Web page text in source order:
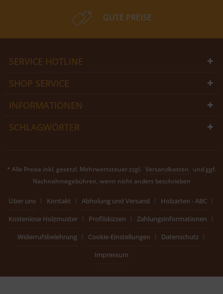
GUTE PREISE
SERVICE HOTLINE
SHOP SERVICE
INFORMATIONEN
SCHLAGWÖRTER
* Alle Preise inkl. gesetzl. Mehrwertsteuer zzgl. Versandkosten und ggf.
Nachnahmegebühren, wenn nicht anders beschrieben
Über uns Kontakt Abholung und Versand
Holzarten - ABC
Kostenlose Holzmuster
Profilskizzen
Zahlungsinformationen
Widerrufsbelehrung
Cookie-Einstellungen
Datenschutz
Impressum